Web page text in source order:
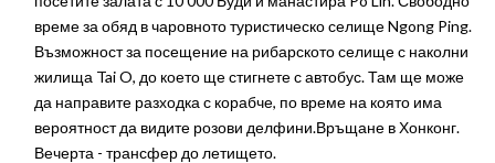
време за обяд в чаровното туристическо селище Ngong Ping.
Възможност за посещение на рибарското селище с наколни
жилища Tai O, до което ще стигнете с автобус. Там ще може
да направите разходка с корабче, по време на която има
вероятност да видите розови делфини.Връщане в Хонконг.
Вечерта - трансфер до летището.